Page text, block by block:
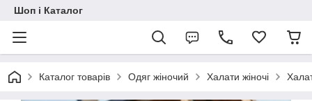
Шоп і Каталог
Каталог товарів Одяг жіночий Халати жіночі